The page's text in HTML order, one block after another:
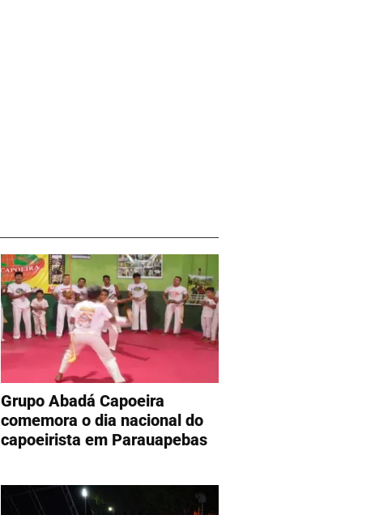
Grupo Abadá Capoeira
comemora o dia nacional do
capoeirista em Parauapebas